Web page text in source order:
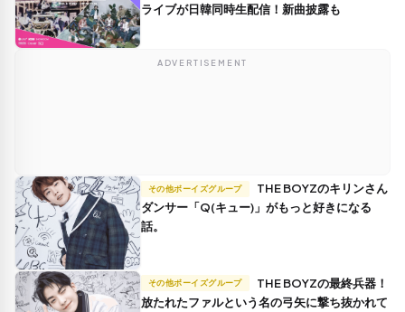
ライブが日韓同時生配信！新曲披露も
ADVERTISEMENT
その他ボーイズグループ
ダンサー「Q(キュー)」がもっと好きになる
話。
その他ボーイズグループ
放たれたファルという名の弓矢に撃ち抜かれて